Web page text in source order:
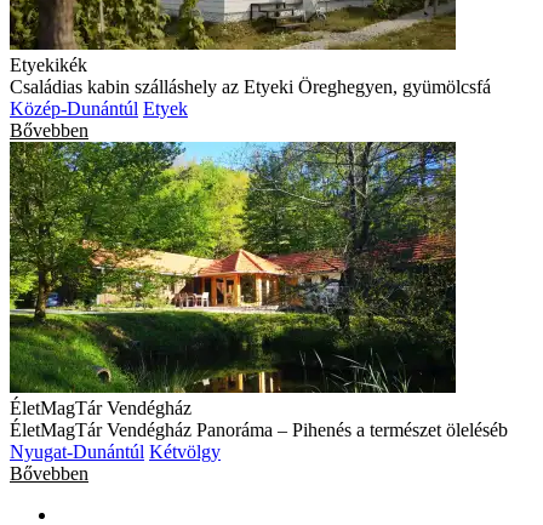
Etyekikék
Családias kabin szálláshely az Etyeki Öreghegyen, gyümölcsfá
Közép-Dunántúl Etyek
Bővebben
ÉletMagTár Vendégház
ÉletMagTár Vendégház Panoráma – Pihenés a természet öleléséb
Nyugat-Dunántúl Kétvölgy
Bővebben